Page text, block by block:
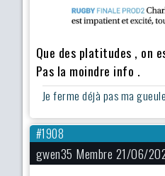
Que des platitudes , on
Pas la moindre info .
Je ferme déjà pas ma
#1908
gwen35 Membre 21/06/